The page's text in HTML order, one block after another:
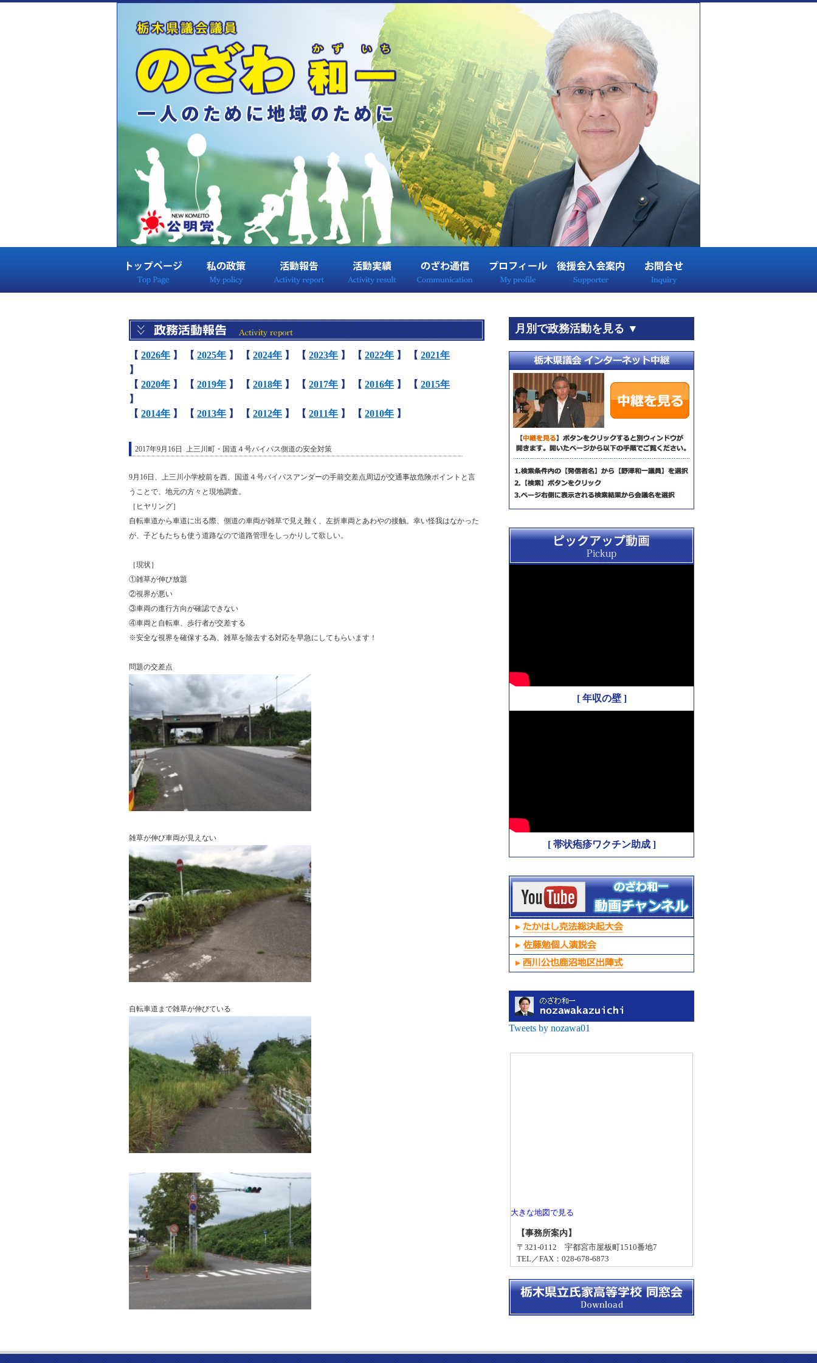
【 2026年 】 【 2025年 】 【 2024年 】 【 2023年 】 【 2022年 】 【 2021年
】
【 2020年 】 【 2019年 】 【 2018年 】 【 2017年 】 【 2016年 】 【 2015年
】
【 2014年 】 【 2013年 】 【 2012年 】 【 2011年 】 【 2010年 】
2017年9月16日 上三川町・国道４号バイパス側道の安全対策
9月16日、上三川小学校前を西、国道４号バイパスアンダーの手前交差点周辺が交通事故危険ポイントと言
うことで、地元の方々と現地調査。
［ヒヤリング］
自転車道から車道に出る際、側道の車両が雑草で見え難く、左折車両とあわやの接触。幸い怪我はなかった
が、子どもたちも使う道路なので道路管理をしっかりして欲しい。
［現状］
①雑草が伸び放題
②視界が悪い
③車両の進行方向が確認できない
④車両と自転車、歩行者が交差する
※安全な視界を確保する為、雑草を除去する対応を早急にしてもらいます！
問題の交差点
雑草が伸び車両が見えない
自転車道まで雑草が伸びている
月別で政務活動を見る ▼
[ 年収の壁 ]
[ 帯状疱疹ワクチン助成 ]
Tweets by nozawa01
大きな地図で見る
【事務所案内】
〒321-0112 宇都宮市屋板町1510番地7
TEL／FAX：028-678-6873